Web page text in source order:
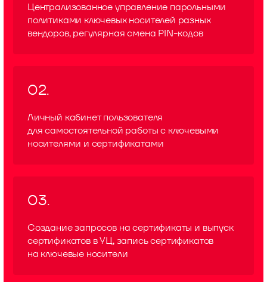
Централизованное управление парольными
политиками ключевых носителей разных
вендоров, регулярная смена PIN-кодов
02.
Личный кабинет пользователя
для самостоятельной работы с ключевыми
носителями и сертификатами
03.
Создание запросов на сертификаты и выпуск
сертификатов в УЦ, запись сертификатов
на ключевые носители